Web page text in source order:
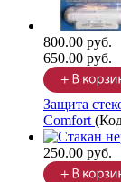
800.00 руб.
650.00 руб.
Защита
Comfort
250.00 руб.